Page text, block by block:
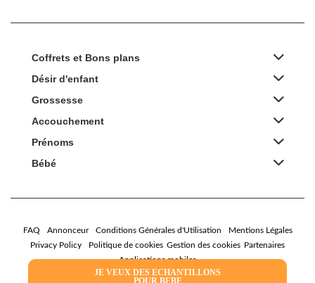
JE VEUX DES ECHANTILLONS
POUR BEBE
Coffrets et Bons plans
Désir d'enfant
Grossesse
Accouchement
Prénoms
Bébé
FAQ Annonceur Conditions Générales d'Utilisation
Mentions Légales
Privacy Policy
Politique de cookies Gestion des cookies Partenaires
Applications mobiles